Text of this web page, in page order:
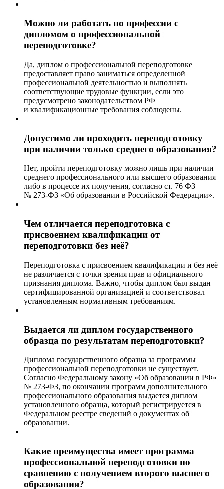
Можно ли работать по профессии с
дипломом о профессиональной
переподготовке?
Да, диплом о профессиональной переподготовке
предоставляет право заниматься определенной
профессиональной деятельностью и выполнять
соответствующие трудовые функции, если это
предусмотрено законодательством РФ
и квалификационные требования соблюдены.
Допустимо ли проходить переподготовку
при наличии только среднего образования?
Нет, пройти переподготовку можно лишь при наличии
среднего профессионального или высшего образования
либо в процессе их получения, согласно ст. 76 ФЗ
№ 273-ФЗ «Об образовании в Российской Федерации».
Чем отличается переподготовка с
присвоением квалификации от
переподготовки без неё?
Переподготовка с присвоением квалификации и без неё
не различается с точки зрения прав и официального
признания диплома. Важно, чтобы диплом был выдан
сертифицированной организацией и соответствовал
установленным нормативным требованиям.
Выдается ли диплом государственного
образца по результатам переподготовки?
Диплома государственного образца за программы
профессиональной переподготовки не существует.
Согласно Федеральному закону «Об образовании в РФ»
№ 273-ФЗ, по окончании программ дополнительного
профессионального образования выдается диплом
установленного образца, который регистрируется в
Федеральном реестре сведений о документах об
образовании.
Какие преимущества имеет программа
профессиональной переподготовки по
сравнению с получением второго высшего
образования?